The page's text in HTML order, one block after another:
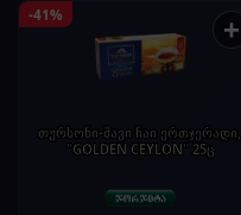
-41% +
თურსონი-შავი ჩაი ერთჯერადი,
"GOLDEN CEYLON" 25ც